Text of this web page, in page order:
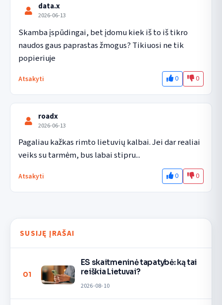
data.x
2026-06-13
Skamba įspūdingai, bet įdomu kiek iš to iš tikro
naudos gaus paprastas žmogus? Tikiuosi ne tik
popieriuje
Atsakyti 0 0
roadx
2026-06-13
Pagaliau kažkas rimto lietuvių kalbai. Jei dar realiai
veiks su tarmėm, bus labai stipru...
Atsakyti 0 0
SUSIJĘ ĮRAŠAI
01
ES skaitmeninė tapatybė: ką tai
reiškia Lietuvai?
2026-08-10